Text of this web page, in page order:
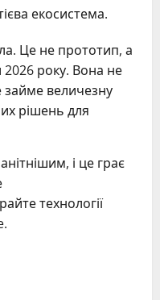
екосистема.
Це не прототип, а
року. Вона не
займе величезну
рішень для
і це грає
технології